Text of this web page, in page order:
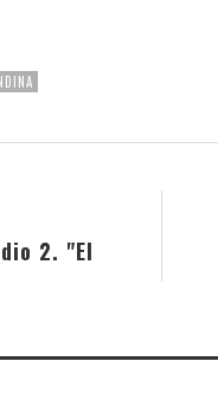
2. "El